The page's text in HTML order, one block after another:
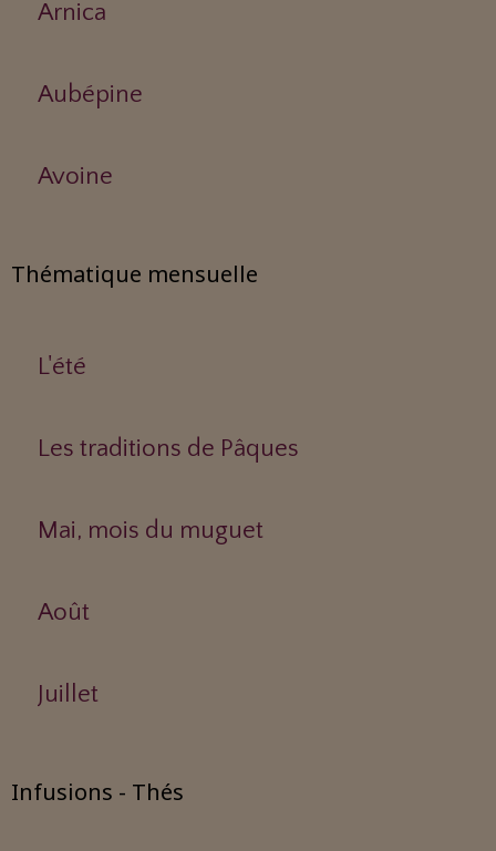
Arnica
Aubépine
Avoine
Thématique mensuelle
L'été
Les traditions de Pâques
Mai, mois du muguet
Août
Juillet
Infusions - Thés